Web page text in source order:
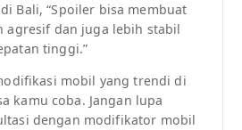
Bali, “Spoiler bisa membuat
agresif dan juga lebih stabil
tinggi.”
mobil yang trendi di
kamu coba. Jangan lupa
dengan modifikator mobil